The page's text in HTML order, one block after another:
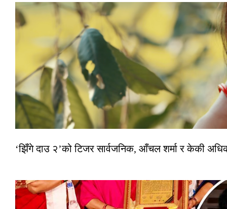
‘झिँगे दाउ २’को टिजर सार्वजनिक, आँचल शर्मा र केकी